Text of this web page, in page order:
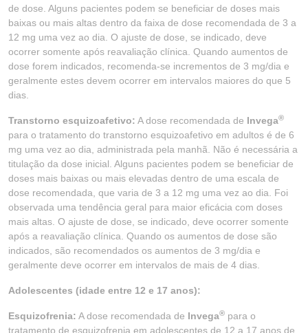
de dose. Alguns pacientes podem se beneficiar de doses mais
baixas ou mais altas dentro da faixa de dose recomendada de 3 a
12 mg uma vez ao dia. O ajuste de dose, se indicado, deve
ocorrer somente após reavaliação clínica. Quando aumentos de
dose forem indicados, recomenda-se incrementos de 3 mg/dia e
geralmente estes devem ocorrer em intervalos maiores do que 5
dias.
Transtorno esquizoafetivo: A dose recomendada de Invega®
para o tratamento do transtorno esquizoafetivo em adultos é de 6
mg uma vez ao dia, administrada pela manhã. Não é necessária a
titulação da dose inicial. Alguns pacientes podem se beneficiar de
doses mais baixas ou mais elevadas dentro de uma escala de
dose recomendada, que varia de 3 a 12 mg uma vez ao dia. Foi
observada uma tendência geral para maior eficácia com doses
mais altas. O ajuste de dose, se indicado, deve ocorrer somente
após a reavaliação clínica. Quando os aumentos de dose são
indicados, são recomendados os aumentos de 3 mg/dia e
geralmente deve ocorrer em intervalos de mais de 4 dias.
Adolescentes (idade entre 12 e 17 anos):
Esquizofrenia: A dose recomendada de Invega® para o
tratamento de esquizofrenia em adolescentes de 12 a 17 anos de